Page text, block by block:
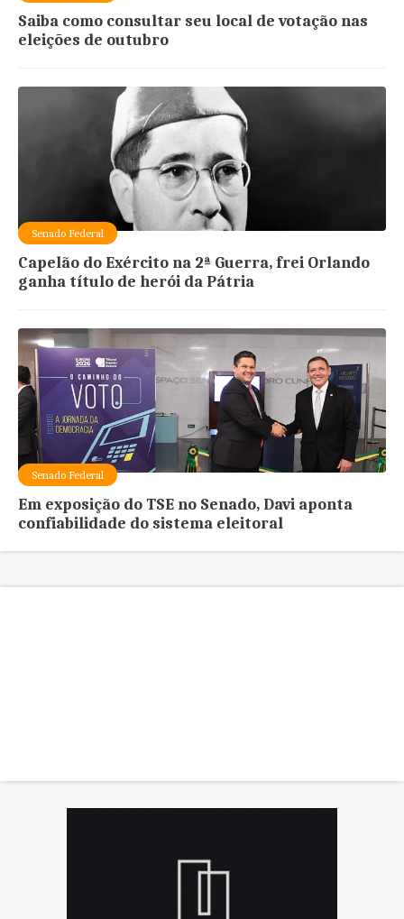
Saiba como consultar seu local de votação nas
eleições de outubro
Senado Federal
Capelão do Exército na 2ª Guerra, frei Orlando
ganha título de herói da Pátria
Senado Federal
Em exposição do TSE no Senado, Davi aponta
confiabilidade do sistema eleitoral